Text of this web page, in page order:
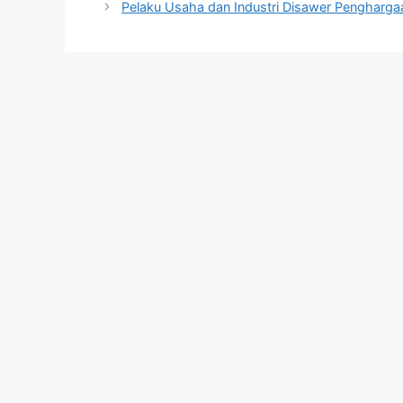
Pelaku Usaha dan Industri Disawer